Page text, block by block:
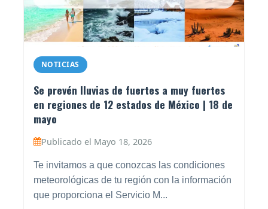
NOTICIAS
Se prevén lluvias de fuertes a muy fuertes
en regiones de 12 estados de México | 18 de
mayo
Publicado el Mayo 18, 2026
Te invitamos a que conozcas las condiciones
meteorológicas de tu región con la información
que proporciona el Servicio M...